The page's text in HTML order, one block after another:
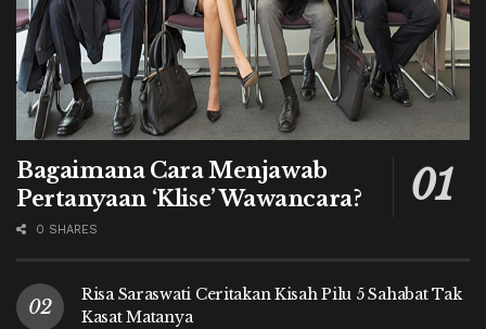
Bagaimana Cara Menjawab
Pertanyaan ‘Klise’ Wawancara?
0 SHARES
Risa Saraswati Ceritakan Kisah Pilu 5 Sahabat Tak
Kasat Matanya